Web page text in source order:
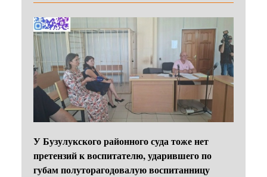
У Бузулукского районного суда тоже нет
претензий к воспитателю, ударившего по
губам полуторагодовалую воспитанницу